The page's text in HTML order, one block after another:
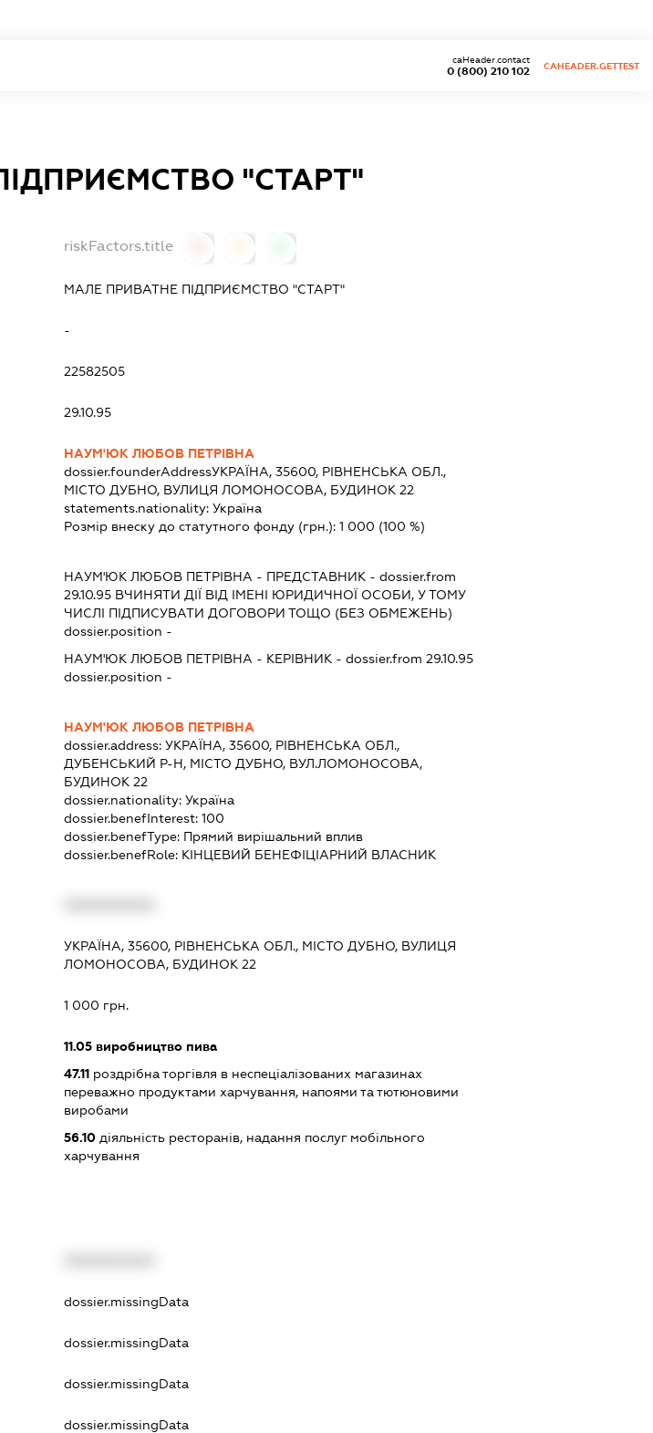
0 (800) 210 102
caHeader.contact
CAHEADER.GETTEST
"СТАРТ"
riskFactors.title
МАЛЕ ПРИВАТНЕ ПІДПРИЄМСТВО "СТАРТ"
-
22582505
29.10.95
НАУМ'ЮК ЛЮБОВ ПЕТРІВНА
dossier.founderAddressУКРАЇНА, 35600, РІВНЕНСЬКА ОБЛ.,
МІСТО ДУБНО, ВУЛИЦЯ ЛОМОНОСОВА, БУДИНОК 22
statements.nationality: Україна
Розмір внеску до статутного фонду (грн.): 1 000 (100 %)
НАУМ'ЮК ЛЮБОВ ПЕТРІВНА - ПРЕДСТАВНИК - dossier.from
29.10.95ВЧИНЯТИ ДІЇ ВІД ІМЕНІ ЮРИДИЧНОЇ ОСОБИ, У ТОМУ
ЧИСЛІ ПІДПИСУВАТИ ДОГОВОРИ ТОЩО (БЕЗ ОБМЕЖЕНЬ)
dossier.position -
НАУМ'ЮК ЛЮБОВ ПЕТРІВНА - КЕРІВНИК - dossier.from 29.10.95
dossier.position -
НАУМ'ЮК ЛЮБОВ ПЕТРІВНА
dossier.address: УКРАЇНА, 35600, РІВНЕНСЬКА ОБЛ.,
ДУБЕНСЬКИЙ Р-Н, МІСТО ДУБНО, ВУЛ.ЛОМОНОСОВА,
БУДИНОК 22
dossier.nationality: Україна
dossier.benefInterest: 100
dossier.benefType: Прямий вирішальний вплив
dossier.benefRole: КІНЦЕВИЙ БЕНЕФІЦІАРНИЙ ВЛАСНИК
УКРАЇНА, 35600, РІВНЕНСЬКА ОБЛ., МІСТО ДУБНО, ВУЛИЦЯ
ЛОМОНОСОВА, БУДИНОК 22
1 000 грн.
11.05виробництво пива
47.11роздрібна торгівля в неспеціалізованих магазинах
переважно продуктами харчування, напоями та тютюновими
виробами
56.10діяльність ресторанів, надання послуг мобільного
харчування
dossier.missingData
dossier.missingData
dossier.missingData
dossier.missingData